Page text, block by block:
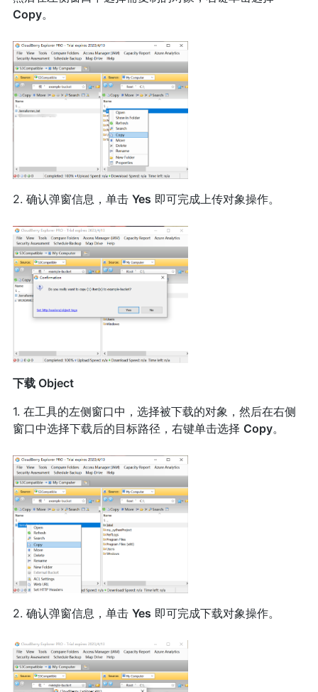
Copy。
2. 确认弹窗信息，单击 Yes 即可完成上传对象操作。
下载 Object
1. 在工具的左侧窗口中，选择被下载的对象，然后在右侧
窗口中选择下载后的目标路径，右键单击选择 Copy。
2. 确认弹窗信息，单击 Yes 即可完成下载对象操作。